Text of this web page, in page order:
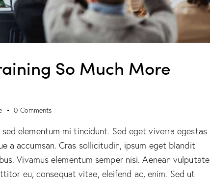
So Much More
0 Comments
elementum mi tincidunt. Sed eget viverra egestas
a accumsan. Cras sollicitudin, ipsum eget blandit
Vivamus elementum semper nisi. Aenean vulputate
eu, consequat vitae, eleifend ac, enim. Sed ut